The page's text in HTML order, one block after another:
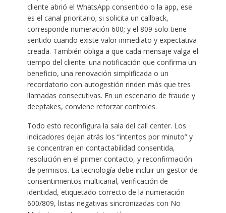
cliente abrió el WhatsApp consentido o la app, ese
es el canal prioritario; si solicita un callback,
corresponde numeración 600; y el 809 solo tiene
sentido cuando existe valor inmediato y expectativa
creada. También obliga a que cada mensaje valga el
tiempo del cliente: una notificación que confirma un
beneficio, una renovación simplificada o un
recordatorio con autogestión rinden más que tres
llamadas consecutivas. En un escenario de fraude y
deepfakes, conviene reforzar controles.
Todo esto reconfigura la sala del call center. Los
indicadores dejan atrás los “intentos por minuto” y
se concentran en contactabilidad consentida,
resolución en el primer contacto, y reconfirmación
de permisos. La tecnología debe incluir un gestor de
consentimientos multicanal, verificación de
identidad, etiquetado correcto de la numeración
600/809, listas negativas sincronizadas con No